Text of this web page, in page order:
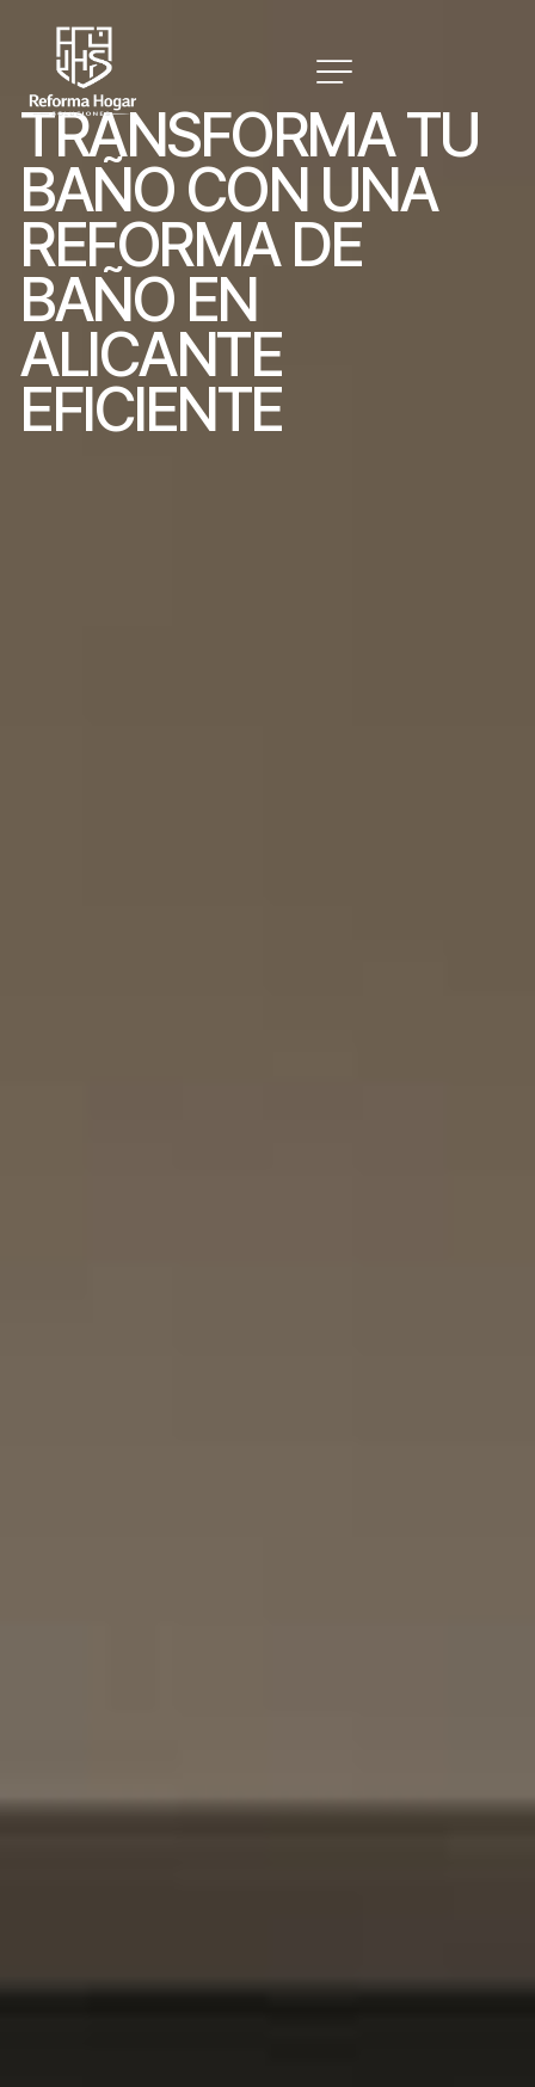
TRANSFORMATU
BAÑO CON UNA
REFORMA DE
BAÑO EN
ALICANTE
EFICIENTE